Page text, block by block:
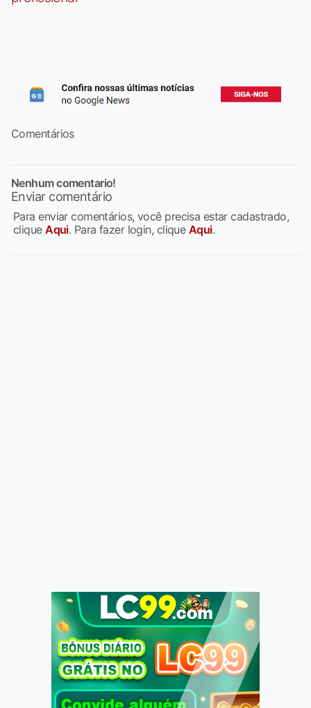
Comentários
Nenhum comentario!
Enviar comentário
Para enviar comentários, você precisa estar cadastrado,
cliqueAqui. Para fazer login, clique Aqui.